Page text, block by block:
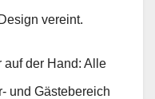
vereint.
auf der Hand: Alle
und Gästebereich